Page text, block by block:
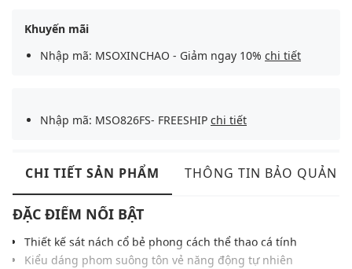
Khuyến mãi
Nhập mã: MSOXINCHAO - Giảm ngay 10% chi tiết
Nhập mã: MSO826FS- FREESHIP chi tiết
CHI TIẾT SẢN PHẨM THÔNG TIN BẢO QUẢN
ĐẶC ĐIỂM NỔI BẬT
Thiết kế sát nách cổ bẻ phong cách thể thao cá tính
Kiểu dáng phom suông tôn vẻ năng động tự nhiên